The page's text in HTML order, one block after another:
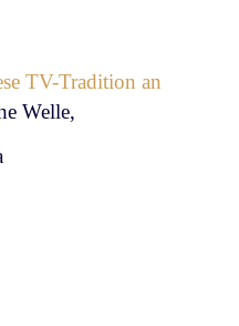
TV-Tradition an
Welle,